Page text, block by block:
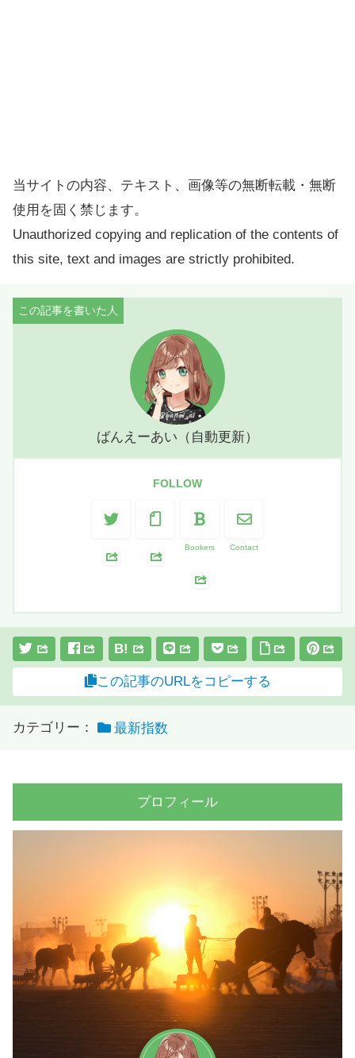
当サイトの内容、テキスト、画像等の無断転載・無断
使用を固く禁じます。
Unauthorized copying and replication of the contents of
this site, text and images are strictly prohibited.
ばんえーあい（自動更新）
FOLLOW
Bookers Contact
B!
この記事のURLをコピーする
カテゴリー： 最新指数
プロフィール